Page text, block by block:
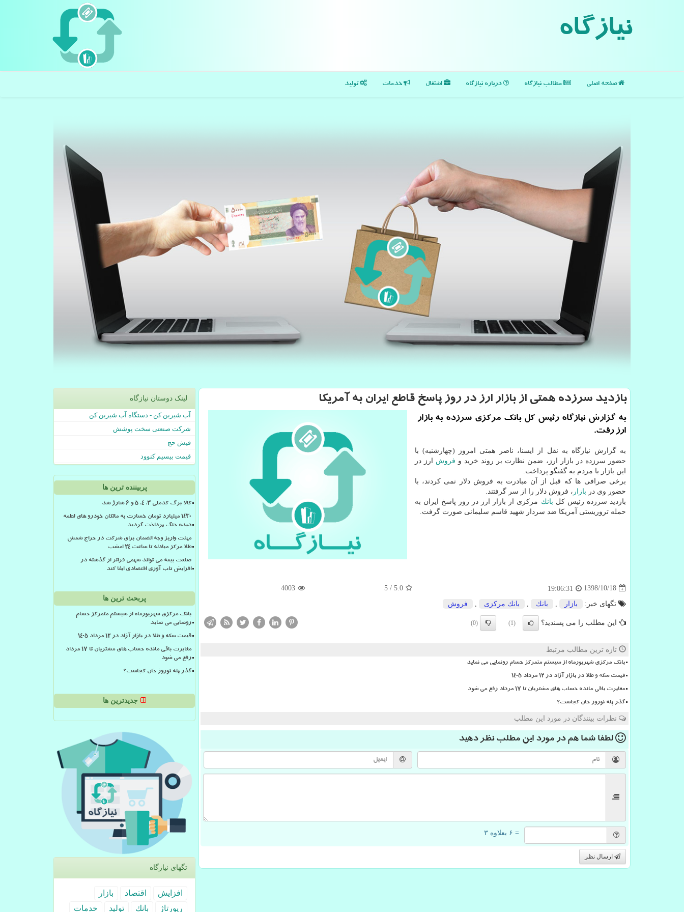
نیازگاه
صفحه اصلی مطالب نیازگاه درباره نیازگاه اشتغال خدمات تولید
بازدید سرزده همتی از بازار ارز در روز پاسخ قاطع ایران به آمریكا
به گزارش نیازگاه رئیس كل بانك مركزی سرزده به بازار
ارز رفت.
به گزارش نیازگاه به نقل از ایسنا، ناصر همتی امروز (چهارشنبه) با
حضور سرزده در بازار ارز، ضمن نظارت بر روند خرید و فروش ارز در
این بازار با مردم به گفتگو پرداخت.
برخی صرافی ها كه قبل از آن مبادرت به فروش دلار نمی كردند، با
حضور وی در بازار ، فروش دلار را از سر گرفتند.
بازدید سرزده رئیس كل بانك مركزی از بازار ارز در روز پاسخ ایران به
حمله تروریستی آمریكا ضد سردار شهید قاسم سلیمانی صورت گرفت.
1398/10/18
19:06:31
5.0
/
5
4003
تگهای خبر: بازار بانك بانك مركزی فروش
این مطلب را می پسندید؟ (1)
(0)
تازه ترین مطالب مرتبط
بانک مرکزی شهریورماه از سیستم متمرکز حسام رونمایی می نماید
قیمت سکه و طلا در بازار آزاد در ۱۲ مرداد ۱۴۰۵
مغایرت باقی مانده حساب های مشتریان تا 17 مرداد رفع می شود
گذر پله نوروز خان کجاست؟
نظرات بینندگان در مورد این مطلب
لطفا شما همدر مورد این مطلب نظر دهید
= ۶ بعلاوه ۳
ارسال نظر
لینک دوستان نیازگاه
آب شیرین کن - دستگاه آب شیرین کن
شرکت صنعتی سخت پوشش
فیش حج
قیمت بیسیم کنوود
پربیننده ترین ها
کالا برگ کدملی 3، 4، 5 و 6 شارژ شد
۱۴۳۰ میلیارد تومان خسارت به مالکان خودرو های لطمه
دیده جنگ پرداخت گردید
مهلت واریز وجه الضمان برای شرکت در حراج شمش
طلا مرکز مبادله تا ساعت ۲۴ امشب
صنعت بیمه می تواند سهمی فراتر از گذشته در
افزایش تاب آوری اقتصادی ایفا کند
پربحث ترین ها
بانک مرکزی شهریورماه از سیستم متمرکز حسام
رونمایی می نماید
قیمت سکه و طلا در بازار آزاد در ۱۲ مرداد ۱۴۰۵
مغایرت باقی مانده حساب های مشتریان تا 17 مرداد
رفع می شود
گذر پله نوروز خان کجاست؟
جدیدترین ها
تگهای نیازگاه
افزایش اقتصاد
بازار
رپورتاژ
بانك تولید خدمات